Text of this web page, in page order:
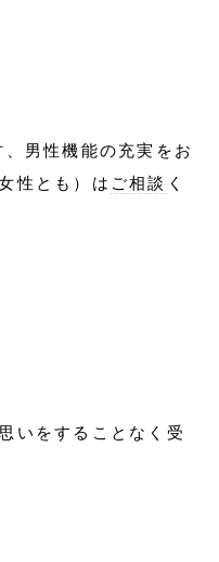
男性機能の充実をお
性とも）は ご相談 く
いをすることなく受